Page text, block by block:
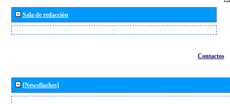
Sala de redacción
Contactos
[Newsflashes]